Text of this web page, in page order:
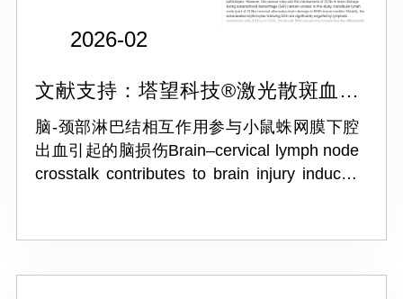
2026-02
文献支持：塔望科技®激光散斑血流
成像系统LSCI
脑-颈部淋巴结相互作用参与小鼠蛛网膜下腔
出血引起的脑损伤Brain–cervical lymph node
crosstalk contributes to brain injury induced